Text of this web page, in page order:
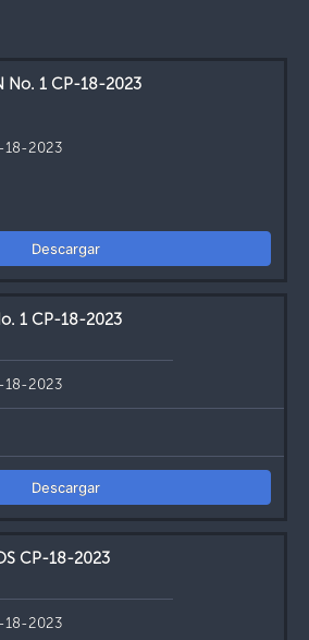
No. 1 CP-18-2023
18-2023
Descargar
1 CP-18-2023
18-2023
Descargar
CP-18-2023
18-2023